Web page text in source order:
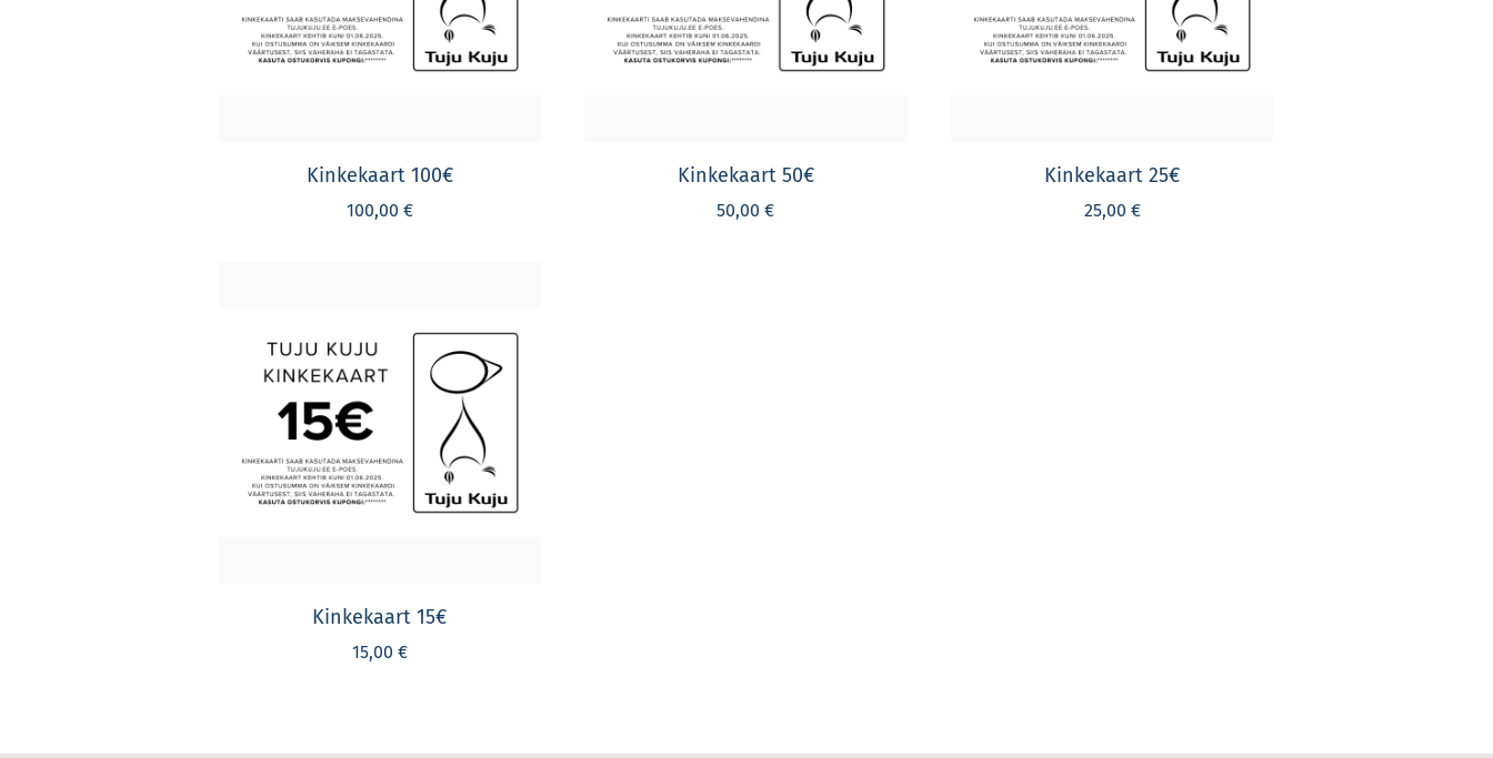
Kinkekaart 100€
100,00 €
Kinkekaart 50€
50,00 €
Kinkekaart 25€
25,00 €
Kinkekaart 15€
15,00 €